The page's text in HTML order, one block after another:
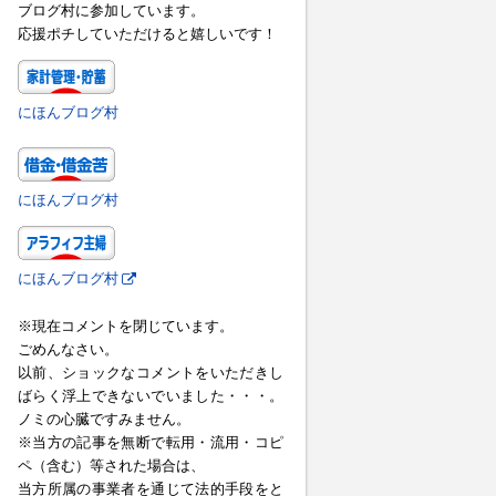
ブログ村に参加しています。
応援ポチしていただけると嬉しいです！
にほんブログ村
にほんブログ村
にほんブログ村
※現在コメントを閉じています。
ごめんなさい。
以前、ショックなコメントをいただきし
ばらく浮上できないでいました・・・。
ノミの心臓ですみません。
※当方の記事を無断で転用・流用・コピ
ペ（含む）等された場合は、
当方所属の事業者を通じて法的手段をと